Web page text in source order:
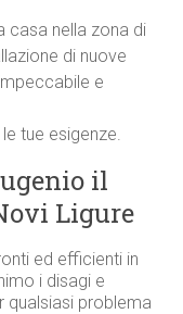
casa nella zona di
di nuove
e
tue esigenze.
il
Ligure
ed efficienti in
i disagi e
qualsiasi problema